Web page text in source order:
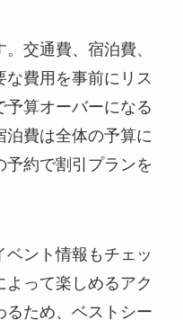
交通費、宿泊費、
費用を事前にリス
予算オーバーになる
費は全体の予算に
予約で割引プランを
ベント情報もチェッ
よって楽しめるアク
るため、ベストシー